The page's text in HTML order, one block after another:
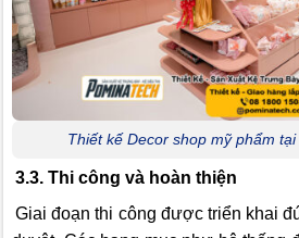
Thiết kế Decor shop mỹ phẩm
3.3. Thi công và hoàn thiện
Giai đoạn thi công được triển khai